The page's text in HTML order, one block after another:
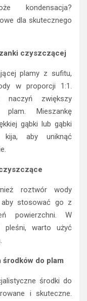
kondensacja?
dla skutecznego
czyszczącej
plamy z sufitu,
w proporcji 1:1.
zwiększy
plam. Mieszankę
gąbki lub gąbki
kija, aby uniknąć
roztwór wody
aby stosować go z
powierzchni. W
pleśni, warto użyć
do plam
środki do
i skuteczne.